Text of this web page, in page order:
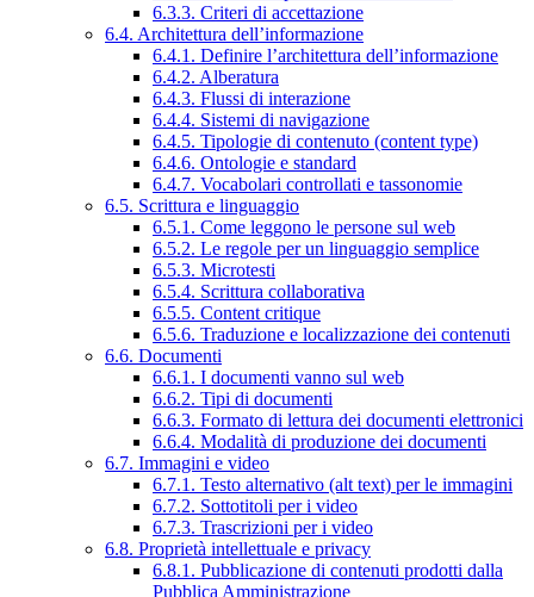
6.3.3. Criteri di accettazione
6.4. Architettura dell’informazione
6.4.1. Definire l’architettura dell’informazione
6.4.2. Alberatura
6.4.3. Flussi di interazione
6.4.4. Sistemi di navigazione
6.4.5. Tipologie di contenuto (content type)
6.4.6. Ontologie e standard
6.4.7. Vocabolari controllati e tassonomie
6.5. Scrittura e linguaggio
6.5.1. Come leggono le persone sul web
6.5.2. Le regole per un linguaggio semplice
6.5.3. Microtesti
6.5.4. Scrittura collaborativa
6.5.5. Content critique
6.5.6. Traduzione e localizzazione dei contenuti
6.6. Documenti
6.6.1. I documenti vanno sul web
6.6.2. Tipi di documenti
6.6.3. Formato di lettura dei documenti elettronici
6.6.4. Modalità di produzione dei documenti
6.7. Immagini e video
6.7.1. Testo alternativo (alt text) per le immagini
6.7.2. Sottotitoli per i video
6.7.3. Trascrizioni per i video
6.8. Proprietà intellettuale e privacy
6.8.1. Pubblicazione di contenuti prodotti dalla
Pubblica Amministrazione